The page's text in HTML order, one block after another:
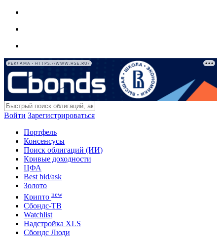
РЕКЛАМА • HTTPS://WWW.HSE.RU/
Войти Зарегистрироваться
Портфель
Консенсусы
Поиск облигаций (ИИ)
Кривые доходности
ЦФА
Best bid/ask
Золото
Крипто new
Сбондс-ТВ
Watchlist
Надстройка XLS
Сбондс Люди